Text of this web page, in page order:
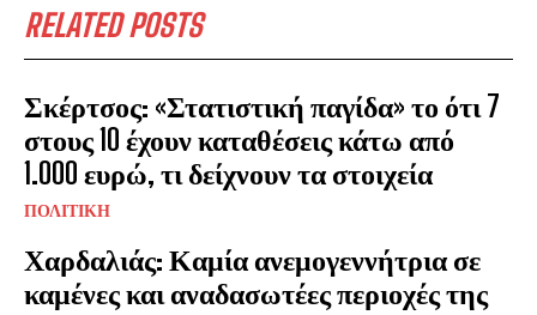
RELATED POSTS
Σκέρτσος: «Στατιστική παγίδα» το ότι 7
στους 10 έχουν καταθέσεις κάτω από
1.000 ευρώ, τι δείχνουν τα στοιχεία
ΠΟΛΙΤΙΚΗ
Χαρδαλιάς: Καμία ανεμογεννήτρια σε
καμένες και αναδασωτέες περιοχές της
o
k